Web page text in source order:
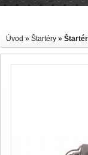
Úvod » Štartéry »